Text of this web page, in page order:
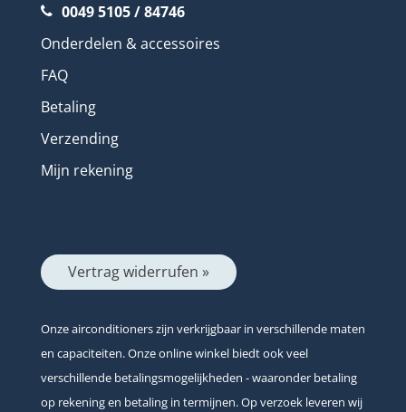
0049 5105 / 84746
Onderdelen & accessoires
FAQ
Betaling
Verzending
Mijn rekening
Vertrag widerrufen »
Onze airconditioners zijn verkrijgbaar in verschillende maten
en capaciteiten. Onze online winkel biedt ook veel
verschillende betalingsmogelijkheden - waaronder betaling
op rekening en betaling in termijnen. Op verzoek leveren wij